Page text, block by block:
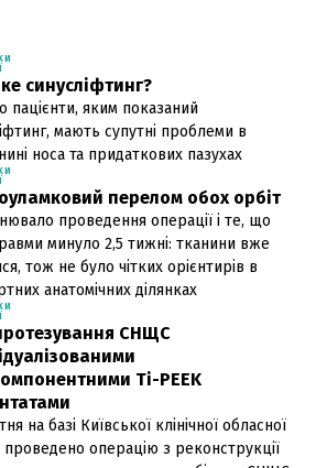
синусліфтинг?
пацієнти, яким показаний
мають супутні проблеми в
носа та придаткових пазухах
перелом обох орбіт
проведення операції і те, що
минуло 2,5 тижні: тканини вже
тож не було чітких орієнтирів в
анатомічних ділянках
СНЩС
Ti-PEEK
на базі Київської клінічної обласної
проведено операцію з реконструкції